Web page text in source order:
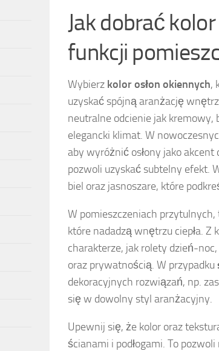
Jak dobrać
funkcji
Wybierz kolor osłon okiennych,
uzyskać spójną aranżację
neutralne odcienie jak kremowy,
elegancki klimat. W
aby wyróżnić osłony jako akcent
pozwoli uzyskać subtelny efekt.
biel oraz jasnoszare, które
W pomieszczeniach przytulnych,
które nadadzą wnętrzu ciepła. Z
charakterze, jak rolety dzień-
oraz prywatnością. W przypadku
dekoracyjnych rozwiązań, np.
się w dowolny styl aranżacyjny.
Upewnij się, że kolor oraz
ścianami i podłogami. To